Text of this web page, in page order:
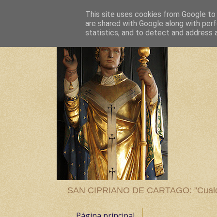
SAN CIPRIANO DE CARTAGO:
This site uses cookies from Google
are shared with Google along with
statistics, and to detect and address